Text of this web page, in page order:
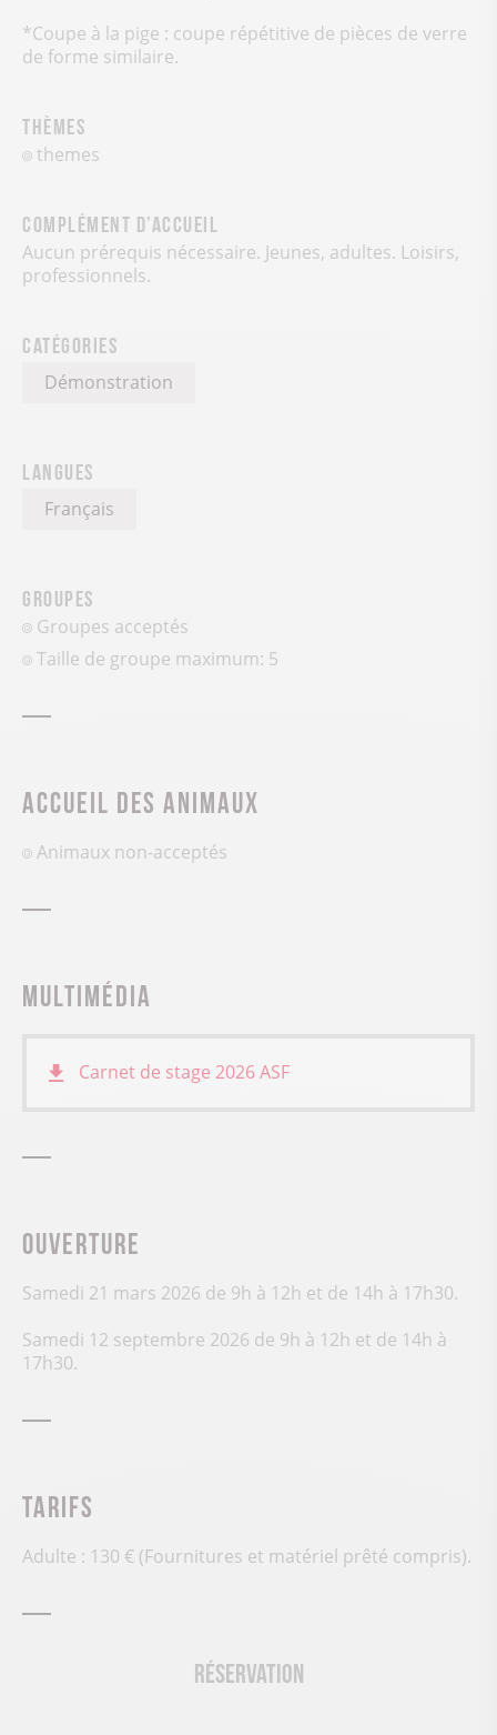
*Coupe à la pige : coupe répétitive de pièces de verre
de forme similaire.
Thèmes
themes
Complément d’accueil
Aucun prérequis nécessaire. Jeunes, adultes. Loisirs,
professionnels.
Catégories
Démonstration
Langues
Français
Groupes
Groupes acceptés
Taille de groupe maximum: 5
Accueil des animaux
Animaux non-acceptés
Multimédia
Carnet de stage 2026ASF
Ouverture
Samedi 21 mars 2026 de 9h à 12h et de 14h à 17h30.
Samedi 12 septembre 2026 de 9h à 12h et de 14h à
17h30.
Tarifs
Adulte : 130 € (Fournitures et matériel prêté compris).
Réservation